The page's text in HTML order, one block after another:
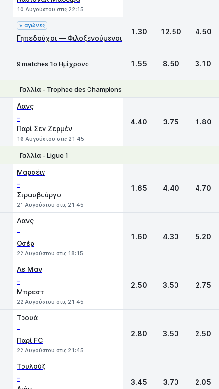
10 Αυγούστου στις 22:15
9 αγώνες
Γηπεδούχοι — Φιλοξενούμενοι
1.30 12.50 4.50
9 matches 1ο Ημίχρονο 1.55 8.50 3.10
Γαλλία - Trophee des Champions
Λανς
-
Παρί Σεν Ζερμέν
16 Αυγούστου στις 21:45
4.40 3.75 1.80
Γαλλία - Ligue 1
Μαρσέιγ
-
Στρασβούργο
21 Αυγούστου στις 21:45
1.65 4.40 4.70
Λανς
-
Οσέρ
22 Αυγούστου στις 18:15
1.60 4.30 5.20
Λε Μαν
-
Μπρεστ
22 Αυγούστου στις 21:45
2.50 3.50 2.75
Τρουά
-
Παρί FC
22 Αυγούστου στις 21:45
2.80 3.50 2.50
Τουλούζ
- 3.45 3.70 2.05